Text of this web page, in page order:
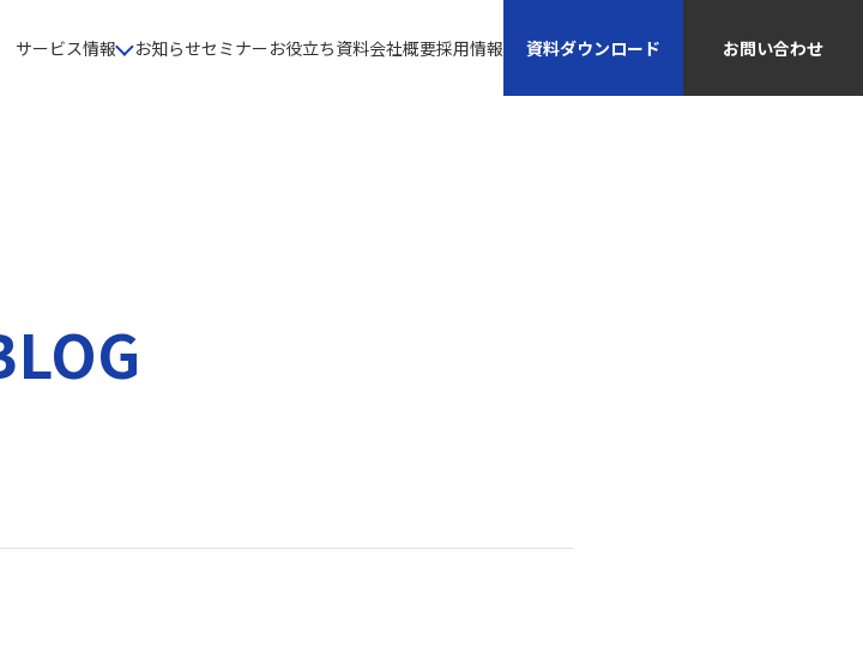
サービス情報 お知らせセミナーお役立ち資料会社概要採用情報 資料ダウンロード お問い合わせ